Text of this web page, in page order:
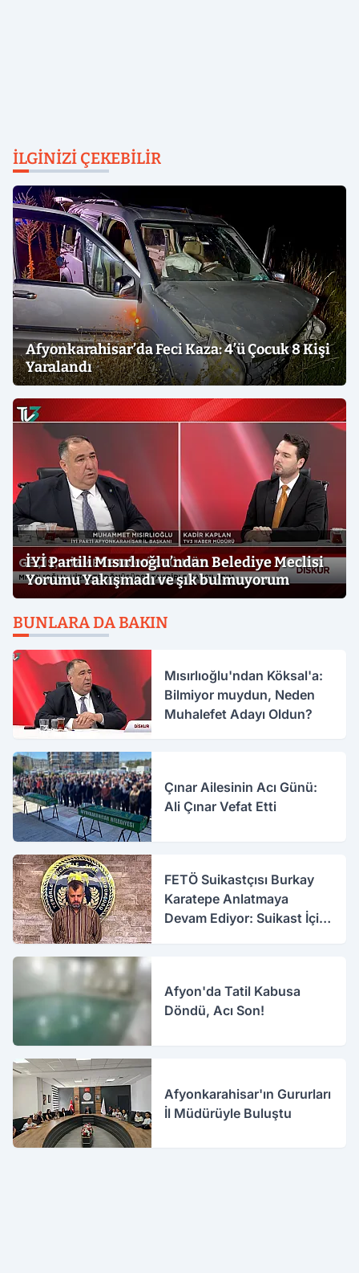
İLGINIZI ÇEKEBILIR
Afyonkarahisar’da Feci Kaza: 4’ü Çocuk 8 Kişi
Yaralandı
İYİ Partili Mısırlıoğlu’ndan Belediye Meclisi
Yorumu Yakışmadı ve şık bulmuyorum
BUNLARA DA BAKIN
Mısırlıoğlu'ndan Köksal'a:
Bilmiyor muydun, Neden
Muhalefet Adayı Oldun?
Çınar Ailesinin Acı Günü:
Ali Çınar Vefat Etti
FETÖ Suikastçısı Burkay
Karatepe Anlatmaya
Devam Ediyor: Suikast İçin
Afyon'da Tatil Kabusa
Döndü, Acı Son!
Afyonkarahisar'ın Gururları
İl Müdürüyle Buluştu